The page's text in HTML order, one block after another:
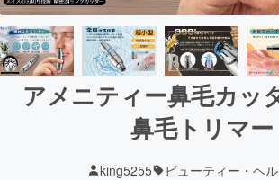
アメニティー鼻毛カッ
鼻毛トリマー
king5255 ビューティー・ヘ